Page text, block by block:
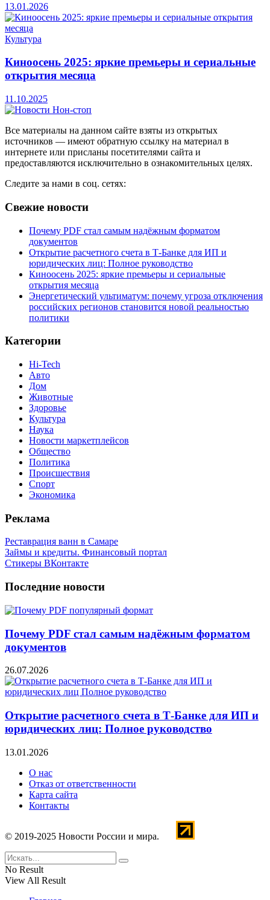
13.01.2026
Культура
Киноосень 2025: яркие премьеры и сериальные
открытия месяца
11.10.2025
Все материалы на данном сайте взяты из открытых
источников — имеют обратную ссылку на материал в
интернете или присланы посетителями сайта и
предоставляются исключительно в ознакомительных целях.
Следите за нами в соц. сетях:
Свежие новости
Почему PDF стал самым надёжным форматом
документов
Открытие расчетного счета в Т-Банке для ИП и
юридических лиц: Полное руководство
Киноосень 2025: яркие премьеры и сериальные
открытия месяца
Энергетический ультиматум: почему угроза отключения
российских регионов становится новой реальностью
политики
Категории
Hi-Tech
Авто
Дом
Животные
Здоровье
Культура
Наука
Новости маркетплейсов
Общество
Политика
Происшествия
Спорт
Экономика
Реклама
Реставрация ванн в Самаре
Займы и кредиты. Финансовый портал
Стикеры ВКонтакте
Последние новости
Почему PDF стал самым надёжным форматом
документов
26.07.2026
Открытие расчетного счета в Т-Банке для ИП и
юридических лиц: Полное руководство
13.01.2026
О нас
Отказ от ответственности
Карта сайта
Контакты
© 2019-2025 Новости России и мира.
No Result
View All Result